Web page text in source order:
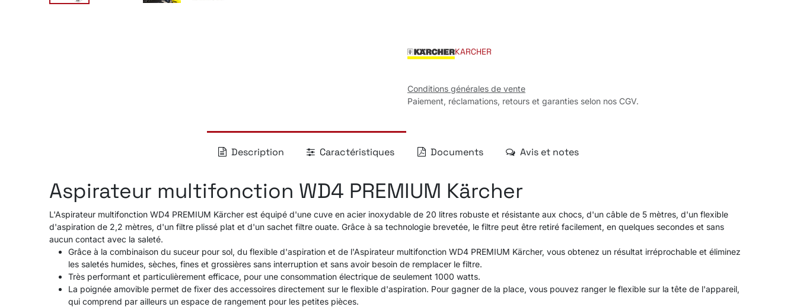
KARCHER
Conditions générales de vente
Paiement, réclamations, retours et garanties selon nos CGV.
Description Caractéristiques Documents Avis et notes
Aspirateur multifonction WD4 PREMIUM Kärcher
L'Aspirateur multifonction WD4 PREMIUM Kärcher est équipé d'une cuve en acier inoxydable de 20 litres robuste et résistante aux chocs, d'un câble de 5 mètres, d'un flexible
d'aspiration de 2,2 mètres, d'un filtre plissé plat et d'un sachet filtre ouate. Grâce à sa technologie brevetée, le filtre peut être retiré facilement, en quelques secondes et sans
aucun contact avec la saleté.
Grâce à la combinaison du suceur pour sol, du flexible d'aspiration et de l'Aspirateur multifonction WD4 PREMIUM Kärcher, vous obtenez un résultat irréprochable et éliminez
les saletés humides, sèches, fines et grossières sans interruption et sans avoir besoin de remplacer le filtre.
Très performant et particulièrement efficace, pour une consommation électrique de seulement 1000 watts.
La poignée amovible permet de fixer des accessoires directement sur le flexible d'aspiration. Pour gagner de la place, vous pouvez ranger le flexible sur la tête de l'appareil,
qui comprend par ailleurs un espace de rangement pour les petites pièces.